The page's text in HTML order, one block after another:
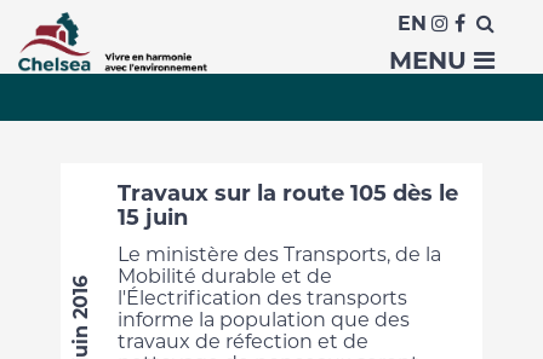
EN
MENU
Actualités
Travaux sur la route 105 dès le
15 juin
Le ministère des Transports, de la
Mobilité durable et de
l'Électrification des transports
informe la population que des
travaux de réfection et de
14 juin 2016